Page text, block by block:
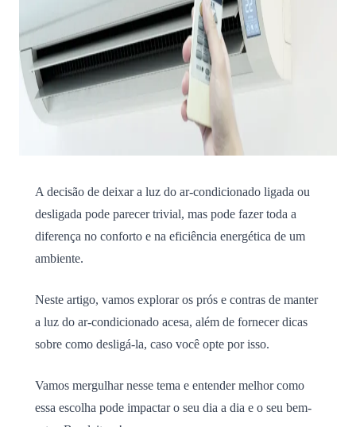
A decisão de deixar a luz do ar-condicionado ligada ou
desligada pode parecer trivial, mas pode fazer toda a
diferença no conforto e na eficiência energética de um
ambiente.
Neste artigo, vamos explorar os prós e contras de manter
a luz do ar-condicionado acesa, além de fornecer dicas
sobre como desligá-la, caso você opte por isso.
Vamos mergulhar nesse tema e entender melhor como
essa escolha pode impactar o seu dia a dia e o seu bem-